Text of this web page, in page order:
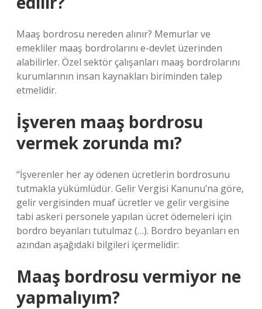
Maaş bordrosu nereden alınır? Memurlar ve
emekliler maaş bordrolarını e-devlet üzerinden
alabilirler. Özel sektör çalışanları maaş bordrolarını
kurumlarının insan kaynakları biriminden talep
etmelidir.
İşveren maaş bordrosu
vermek zorunda mı?
“İşverenler her ay ödenen ücretlerin bordrosunu
tutmakla yükümlüdür. Gelir Vergisi Kanunu’na göre,
gelir vergisinden muaf ücretler ve gelir vergisine
tabi askeri personele yapılan ücret ödemeleri için
bordro beyanları tutulmaz (…). Bordro beyanları en
azından aşağıdaki bilgileri içermelidir:
Maaş bordrosu vermiyor ne
yapmalıyım?